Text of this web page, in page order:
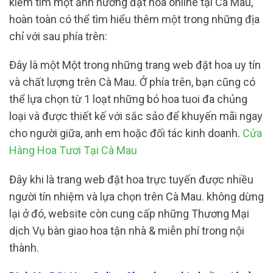
hoàn toàn có thể tìm hiểu thêm một trong những địa
chỉ với sau phía trên:
Đây là một Một trong những trang web đặt hoa uy tín
và chất lượng trên Cà Mau. Ở phía trên, bạn cũng có
thể lựa chọn từ 1 loạt những bó hoa tuoi đa chủng
loại và được thiết kế với sắc sảo để khuyến mãi ngay
cho người giữa, anh em hoặc đối tác kinh doanh. Cửa
Hàng Hoa Tươi Tại Cà Mau
Đây khi là trang web đặt hoa trực tuyến được nhiều
người tín nhiệm và lựa chọn trên Cà Mau. không dừng
lại ở đó, website còn cung cấp những Thương Mại
dịch Vụ bàn giao hoa tận nhà & miễn phí trong nội
thành.